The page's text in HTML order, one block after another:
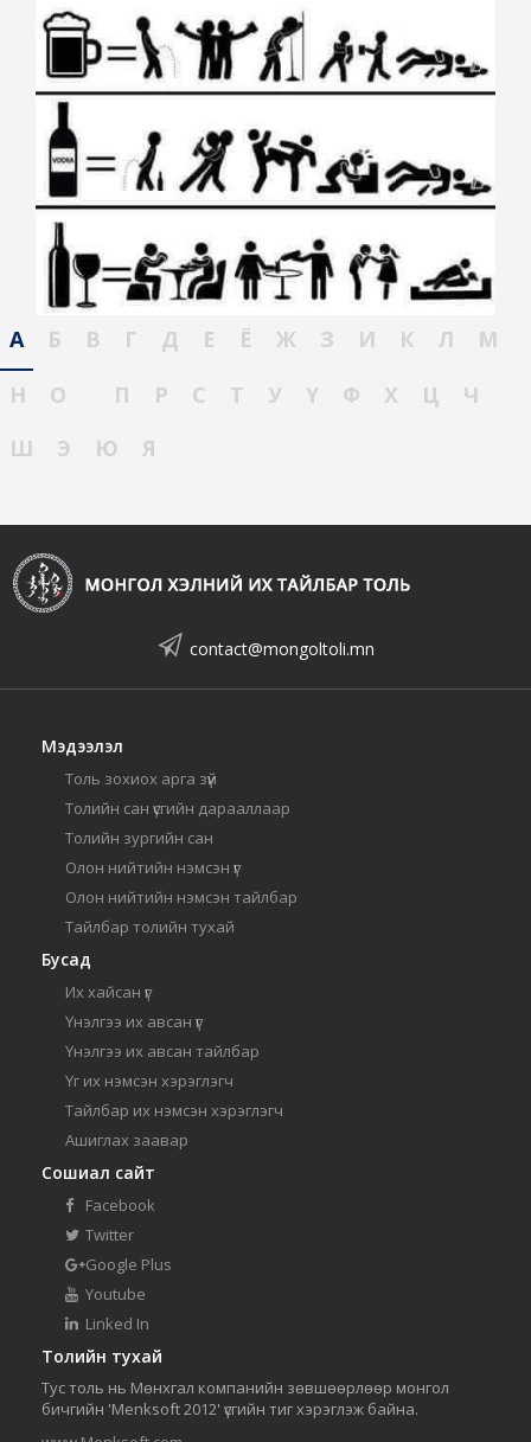
А Б В Г Д Е Ё Ж З И К Л
М
Н
О П Р С Т У Ү Ф Х Ц
Ч
Ш
Э Ю Я
contact@mongoltoli.mn
Мэдээлэл
Толь зохиох арга зүй
Толийн сан үсгийн дарааллаар
Толийн зургийн сан
Олон нийтийн нэмсэн үг
Олон нийтийн нэмсэн тайлбар
Тайлбар толийн тухай
Бусад
Их хайсан үг
Үнэлгээ их авсан үг
Үнэлгээ их авсан тайлбар
Үг их нэмсэн хэрэглэгч
Тайлбар их нэмсэн хэрэглэгч
Ашиглах заавар
Сошиал сайт
Facebook
Twitter
Google Plus
Youtube
Linked In
Толийн тухай
Тус толь нь Мөнхгал компанийн зөвшөөрлөөр монгол
бичгийн 'Menksoft 2012' үсгийн тиг хэрэглэж байна.